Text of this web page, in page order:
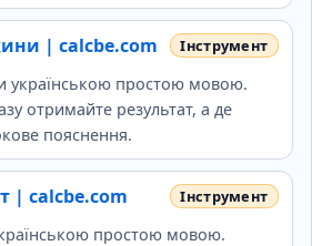
| calcbe.com
українською простою мовою.
отримайте результат, а де
пояснення.
| calcbe.com
простою мовою.